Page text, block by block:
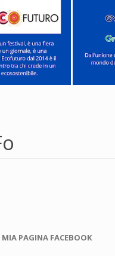
PAGINA FACEBOOK